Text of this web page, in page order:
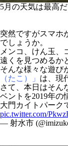
5月の天気は最高
突然ですがスマホ
でしょうか。
メンコ、けん玉、
遠くを見つめるか
そんな様々な遊び
（たこ）」 は、現
さて、本日はそん
ベントを2019年の
大門カイトパーク
pic.twitter.com/
— 射水市